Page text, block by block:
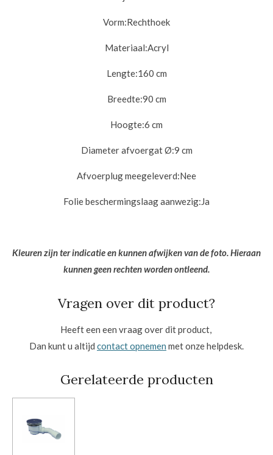
Vorm:Rechthoek
Materiaal:Acryl
Lengte:160 cm
Breedte:90 cm
Hoogte:6 cm
Diameter afvoergat Ø:9 cm
Afvoerplug meegeleverd:Nee
Folie beschermingslaag aanwezig:Ja
Kleuren zijn ter indicatie en kunnen afwijken van de foto. Hieraan
kunnen geen rechten worden ontleend.
Vragen over dit product?
Heeft een een vraag over dit product,
Dan kunt u altijd contact opnemen met onze helpdesk.
Gerelateerde producten